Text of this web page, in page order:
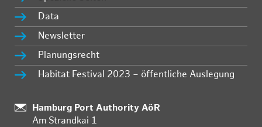
Data
Newsletter
Planungsrecht
Habitat Festival 2023 – öffentliche Auslegung
:
Hamburg Port Authority AöR
Am Strandkai 1